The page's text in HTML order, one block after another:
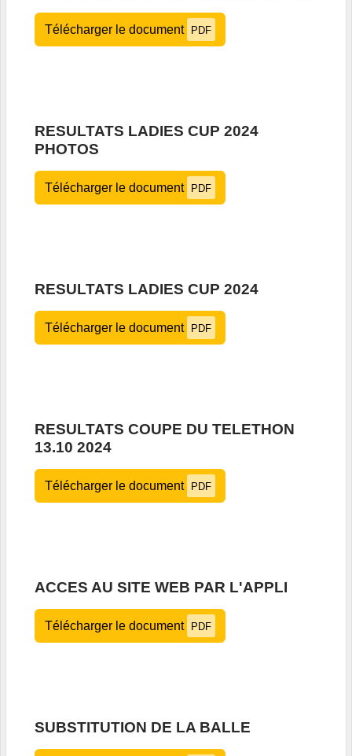
Télécharger le document PDF
RESULTATS LADIES CUP 2024
PHOTOS
Télécharger le document PDF
RESULTATS LADIES CUP 2024
Télécharger le document PDF
RESULTATS COUPE DU TELETHON
13.10 2024
Télécharger le document PDF
ACCES AU SITE WEB PAR L'APPLI
Télécharger le document PDF
SUBSTITUTION DE LA BALLE